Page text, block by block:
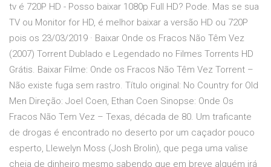
tv é 720P HD - Posso baixar 1080p Full HD? Pode. Mas se sua
TV ou Monitor for HD, é melhor baixar a versão HD ou 720P
pois os 23/03/2019 · Baixar Onde os Fracos Não Têm Vez
(2007) Torrent Dublado e Legendado no Filmes Torrents HD
Grátis. Baixar Filme: Onde os Fracos Não Têm Vez Torrent –
Não existe fuga sem rastro. Título original: No Country for Old
Men Direção: Joel Coen, Ethan Coen Sinopse: Onde Os
Fracos Não Tem Vez – Texas, década de 80. Um traficante
de drogas é encontrado no deserto por um caçador pouco
esperto, Llewelyn Moss (Josh Brolin), que pega uma valise
cheia de dinheiro mesmo sabendo que em breve alguém irá